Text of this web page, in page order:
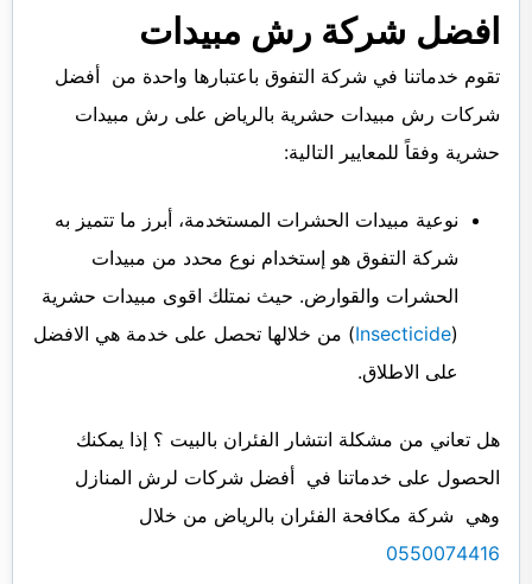
افضل شركة رش مبيدات
تقوم خدماتنا في شركة التفوق باعتبارها واحدة من أفضل
شركات رش مبيدات حشرية بالرياض على رش مبيدات
حشرية وفقاً للمعايير التالية:
نوعية مبيدات الحشرات المستخدمة، أبرز ما تتميز به
شركة التفوق هو إستخدام نوع محدد من مبيدات
الحشرات والقوارض. حيث نمتلك اقوى مبيدات حشرية
(
Insecticide) من خلالها تحصل على خدمة هي الافضل
على الاطلاق.
هل تعاني من مشكلة انتشار الفئران بالبيت ؟ إذا يمكنك
الحصول على خدماتنا في أفضل شركات لرش المنازل
وهي شركة مكافحة الفئران بالرياض من خلال
0550074416